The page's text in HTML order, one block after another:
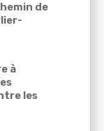
de
à
les